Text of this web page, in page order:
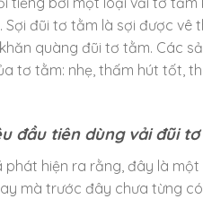
đũi tơ tằm là sợi được
quàng đũi tơ tằm. Các
tơ tằm: nhẹ, thấm hút tốt,
đầu tiên dùng vải đũi
phát hiện ra rằng, đây là
mà trước đây chưa từng